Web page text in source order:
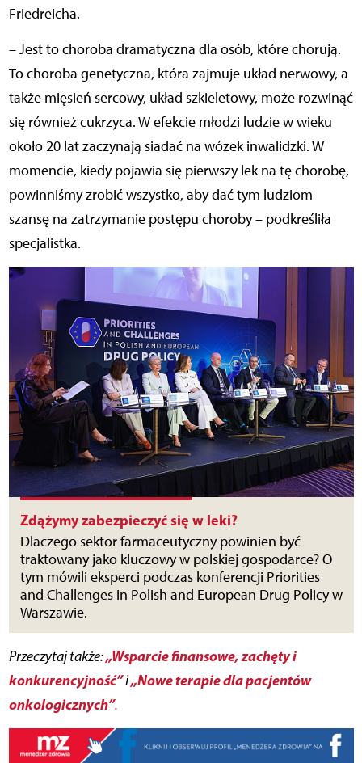
Friedreicha.
– Jest to choroba dramatyczna dla osób, które chorują.
To choroba genetyczna, która zajmuje układ nerwowy, a
także mięsień sercowy, układ szkieletowy, może rozwinąć
się również cukrzyca. W efekcie młodzi ludzie w wieku
około 20 lat zaczynają siadać na wózek inwalidzki. W
momencie, kiedy pojawia się pierwszy lek na tę chorobę,
powinniśmy zrobić wszystko, aby dać tym ludziom
szansę na zatrzymanie postępu choroby – podkreśliła
specjalistka.
Zdążymy zabezpieczyć się w leki?
Dlaczego sektor farmaceutyczny powinien być
traktowany jako kluczowy w polskiej gospodarce? O
tym mówili eksperci podczas konferencji Priorities
and Challenges in Polish and European Drug Policy w
Warszawie.
Przeczytaj także:„Wsparcie finansowe, zachęty i
konkurencyjność”i„Nowe terapie dla pacjentów
onkologicznych”.